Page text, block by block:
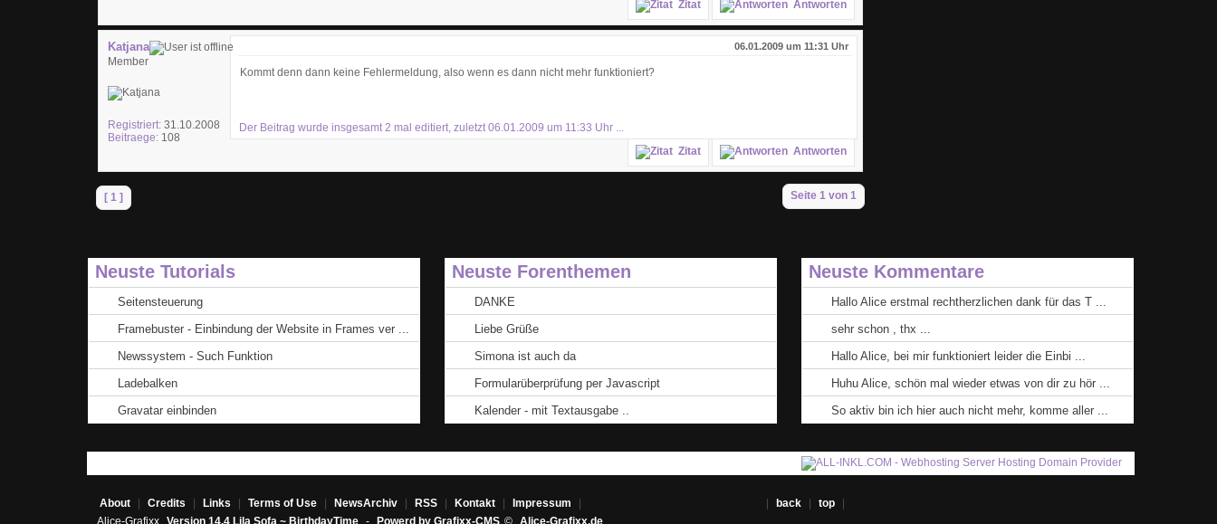
Antworten
Zitat
Katjana
Member
Registriert:31.10.2008
Beitraege:108
06.01.2009 um 11:31 Uhr
Kommt denn dann keine Fehlermeldung, also wenn es dann nicht mehr funktioniert?
Der Beitrag wurde insgesamt 2 mal editiert, zuletzt 06.01.2009 um 11:33 Uhr ...
Antworten
Zitat
[ 1 ] Seite 1 von 1
Neuste Tutorials
Seitensteuerung
Framebuster - Einbindung der Website in Frames ver ...
Newssystem - Such Funktion
Ladebalken
Gravatar einbinden
Neuste Forenthemen
DANKE
Liebe Grüße
Simona ist auch da
Formularüberprüfung per Javascript
Kalender - mit Textausgabe ..
Neuste Kommentare
Hallo Alice erstmal rechtherzlichen dank für das T ...
sehr schon , thx ...
Hallo Alice, bei mir funktioniert leider die Einbi ...
Huhu Alice, schön mal wieder etwas von dir zu hör ...
So aktiv bin ich hier auch nicht mehr, komme aller ...
About Credits Links Terms of Use NewsArchiv RSS Kontakt Impressum back top
Alice-Grafixx Version 14.4 Lila Sofa ~ BirthdayTime - Powerd by Grafixx-CMS © Alice-Grafixx.de